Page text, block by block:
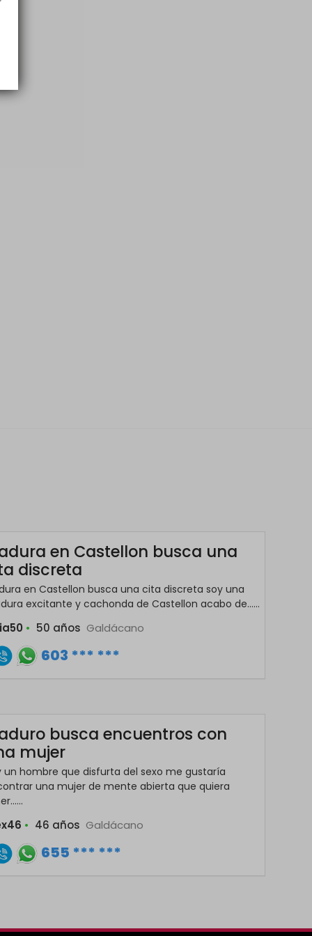
en Castellon busca una
discreta
en Castellon busca una cita discreta soy una
excitante y cachonda de Castellon acabo de......
• 50 años Galdácano
603 *** ***
busca encuentros con
mujer
un hombre que disfurta del sexo me gustaría
una mujer de mente abierta que quiera
• 46 años Galdácano
655 *** ***